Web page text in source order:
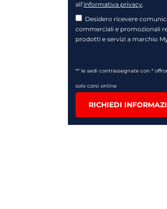
all’informativa privacy.
Desidero ricevere
commerciali e promozionali
prodotti e servizi a marchio
** le sedi contrassegnate con *
solo corsi online
RICHIEDI